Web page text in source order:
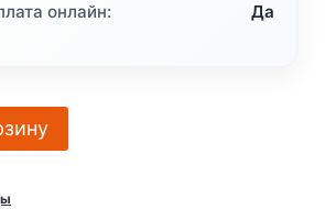
онлайн: Да